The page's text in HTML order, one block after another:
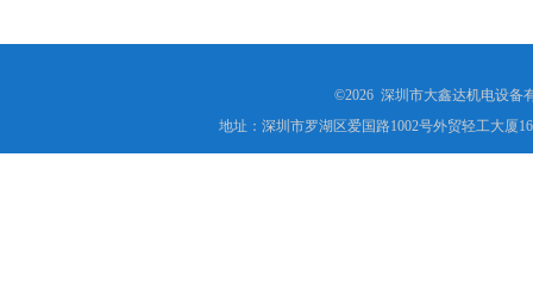
©2026 深圳市大鑫达机电设备
地址：深圳市罗湖区爱国路1002号外贸轻工大厦